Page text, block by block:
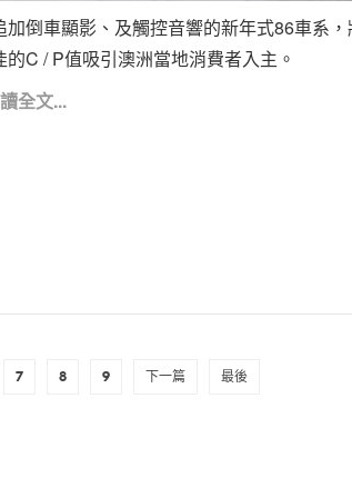
加倒車顯影、及觸控音響的新年式86車系，
的C / P值吸引澳洲當地消費者入主。
全文...
7 8 9 下一篇 最後